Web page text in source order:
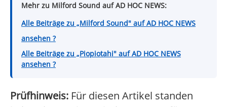
Mehr zu Milford Sound auf AD HOC NEWS:
Alle Beiträge zu „Milford Sound" auf AD HOC NEWS
ansehen ?
Alle Beiträge zu „Piopiotahi" auf AD HOC NEWS
ansehen ?
Prüfhinweis: Für diesen Artikel standen